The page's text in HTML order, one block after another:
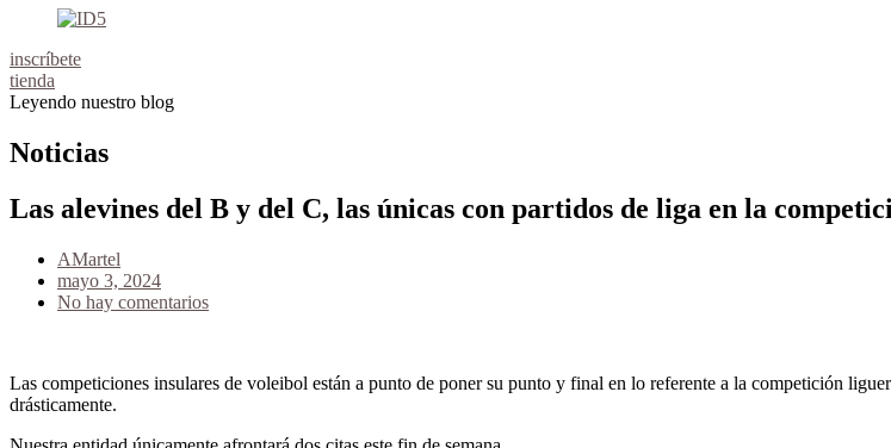
inscríbete
tienda
Leyendo nuestro blog
Noticias
Las alevines del B y del C, las únicas con partidos de liga en la
AMartel
mayo 3, 2024
No hay comentarios
Las competiciones insulares de voleibol están a punto de poner su punto y final en lo referente a la competición
drásticamente.